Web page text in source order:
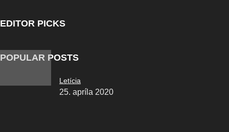
EDITOR PICKS
POPULAR POSTS
Letícia
25. apríla 2020